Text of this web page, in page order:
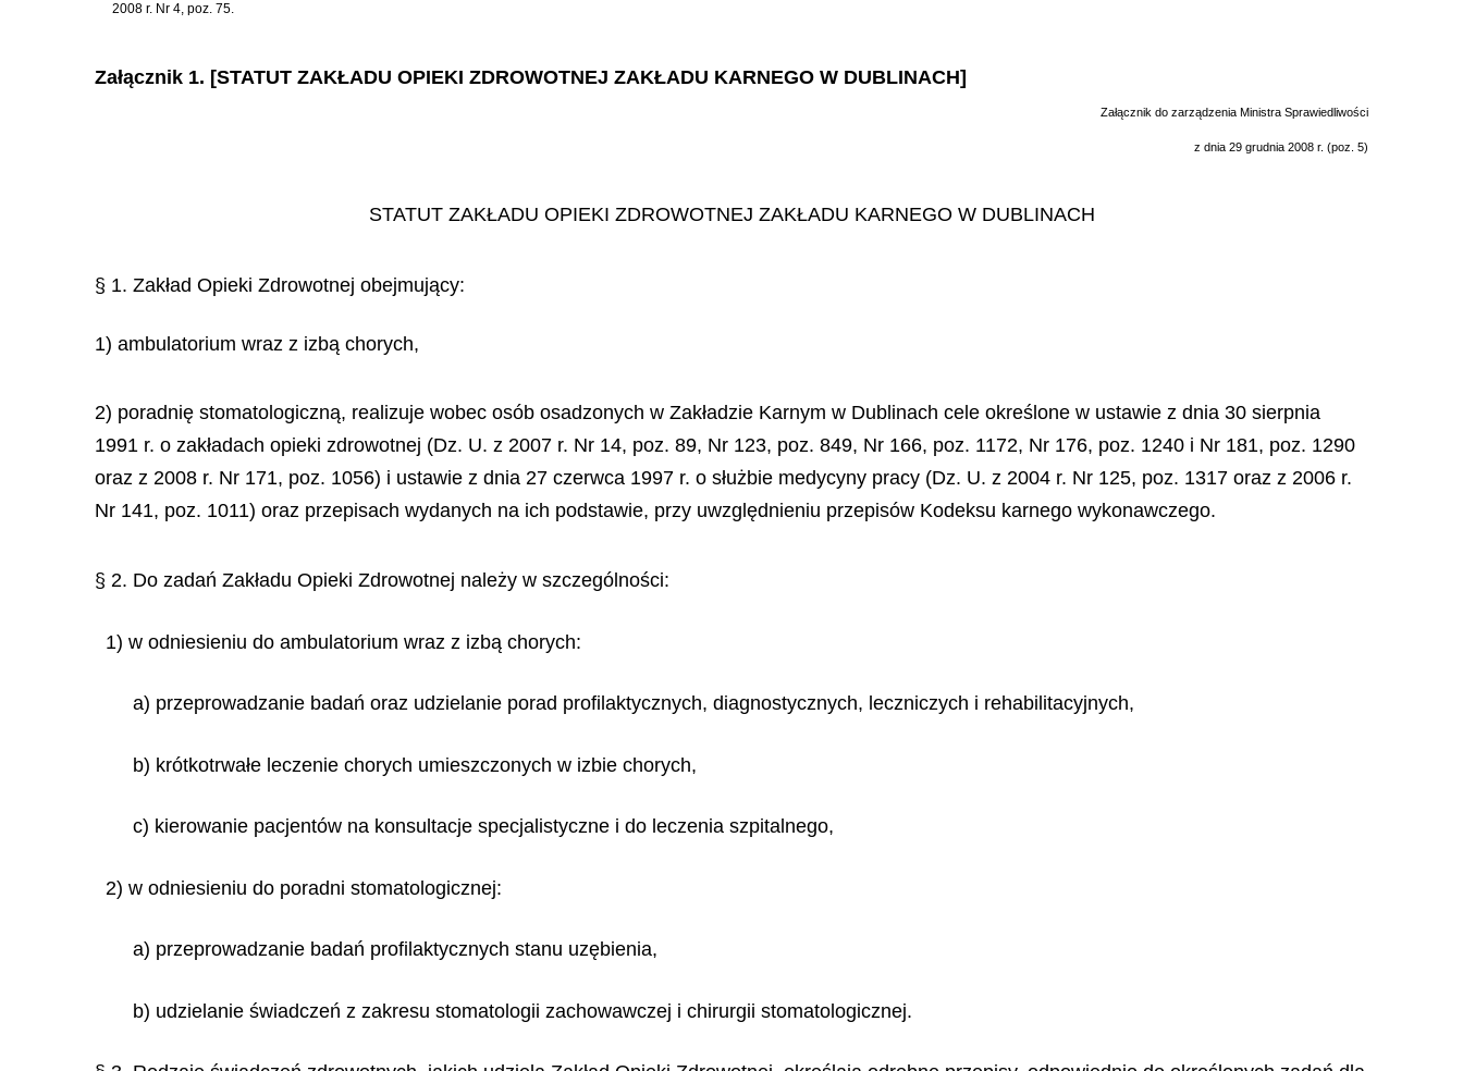
2008 r. Nr 4, poz. 75.
Załącznik 1. [STATUT ZAKŁADU OPIEKI ZDROWOTNEJ ZAKŁADU KARNEGO W DUBLINACH]
Załącznik do zarządzenia Ministra Sprawiedliwości
z dnia 29 grudnia 2008 r. (poz. 5)
STATUT ZAKŁADU OPIEKI ZDROWOTNEJ ZAKŁADU KARNEGO W DUBLINACH
§ 1. Zakład Opieki Zdrowotnej obejmujący:
1) ambulatorium wraz z izbą chorych,
2) poradnię stomatologiczną, realizuje wobec osób osadzonych w Zakładzie Karnym w Dublinach cele określone w ustawie z dnia 30 sierpnia
1991 r. o zakładach opieki zdrowotnej (Dz. U. z 2007 r. Nr 14, poz. 89, Nr 123, poz. 849, Nr 166, poz. 1172, Nr 176, poz. 1240 i Nr 181, poz. 1290
oraz z 2008 r. Nr 171, poz. 1056) i ustawie z dnia 27 czerwca 1997 r. o służbie medycyny pracy (Dz. U. z 2004 r. Nr 125, poz. 1317 oraz z 2006 r.
Nr 141, poz. 1011) oraz przepisach wydanych na ich podstawie, przy uwzględnieniu przepisów Kodeksu karnego wykonawczego.
§ 2. Do zadań Zakładu Opieki Zdrowotnej należy w szczególności:
1) w odniesieniu do ambulatorium wraz z izbą chorych:
a) przeprowadzanie badań oraz udzielanie porad profilaktycznych, diagnostycznych, leczniczych i rehabilitacyjnych,
b) krótkotrwałe leczenie chorych umieszczonych w izbie chorych,
c) kierowanie pacjentów na konsultacje specjalistyczne i do leczenia szpitalnego,
2) w odniesieniu do poradni stomatologicznej:
a) przeprowadzanie badań profilaktycznych stanu uzębienia,
b) udzielanie świadczeń z zakresu stomatologii zachowawczej i chirurgii stomatologicznej.